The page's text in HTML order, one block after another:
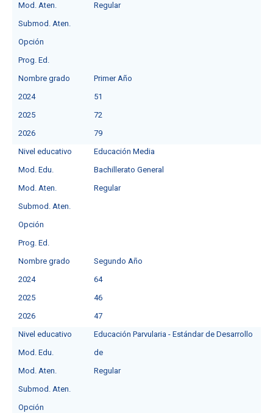
Mod. Aten.
Regular
Submod. Aten.
Opción
Prog. Ed.
Nombre grado
Primer Año
2024
51
2025
72
2026
79
Nivel educativo
Educación Media
Mod. Edu.
Bachillerato General
Mod. Aten.
Regular
Submod. Aten.
Opción
Prog. Ed.
Nombre grado
Segundo Año
2024
64
2025
46
2026
47
Nivel educativo
Educación Parvularia - Estándar de Desarrollo
Mod. Edu.
de
Mod. Aten.
Regular
Submod. Aten.
Opción